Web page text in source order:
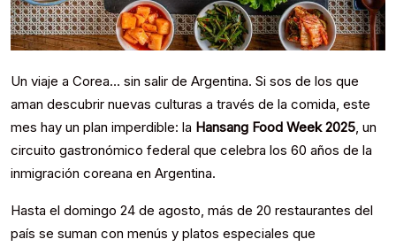
Un viaje a Corea… sin salir de Argentina. Si sos de los que
aman descubrir nuevas culturas a través de la comida, este
mes hay un plan imperdible: la Hansang Food Week 2025, un
circuito gastronómico federal que celebra los 60 años de la
inmigración coreana en Argentina.
Hasta el domingo 24 de agosto, más de 20 restaurantes del
país se suman con menús y platos especiales que